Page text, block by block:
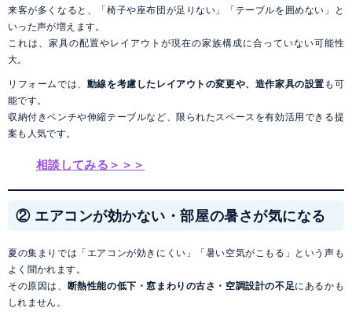
来客が多くなると、「椅子や座布団が足りない」「テーブルを囲めない」と
いった声が増えます。
これは、家具の配置やレイアウトが現在の家族構成に合っていない可能性
大。
リフォームでは、 動線を考慮したレイアウトの変更や、造作家具の設置も可
能です。
収納付きベンチや伸縮テーブルなど、限られたスペースを有効活用できる提
案も人気です。
相談してみる＞＞＞
② エアコンが効かない・部屋の暑さが気になる
夏の集まりでは「エアコンが効きにくい」「暑い空気がこもる」という声も
よく聞かれます。
その原因は、 断熱性能の低下・窓まわりの古さ・空調設計の不足にあるかも
しれません。